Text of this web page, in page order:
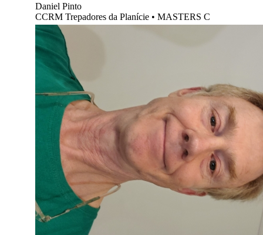
Daniel Pinto
CCRM Trepadores da Planície • MASTERS C